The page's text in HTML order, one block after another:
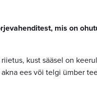
mis on
kust sääsel on
ees või telgi ümber